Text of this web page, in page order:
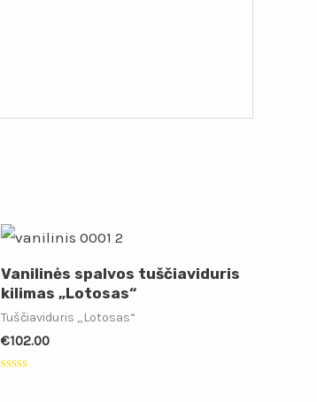
Vanilinės spalvos tuščiaviduris
kilimas „Lotosas“
Tuščiaviduris „Lotosas“
€102.00